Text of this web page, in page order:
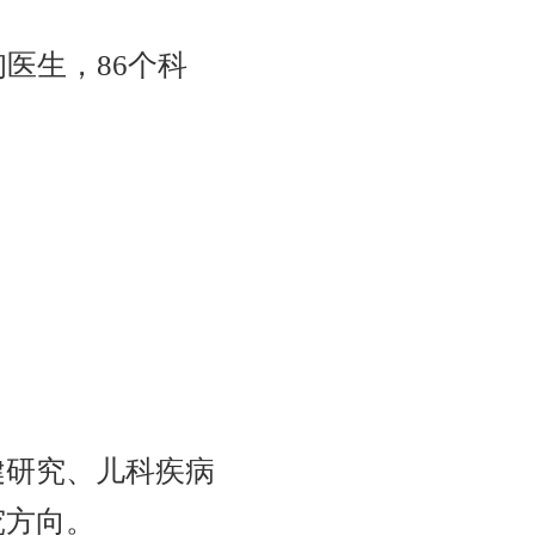
生，86个科
究、儿科疾病
向。